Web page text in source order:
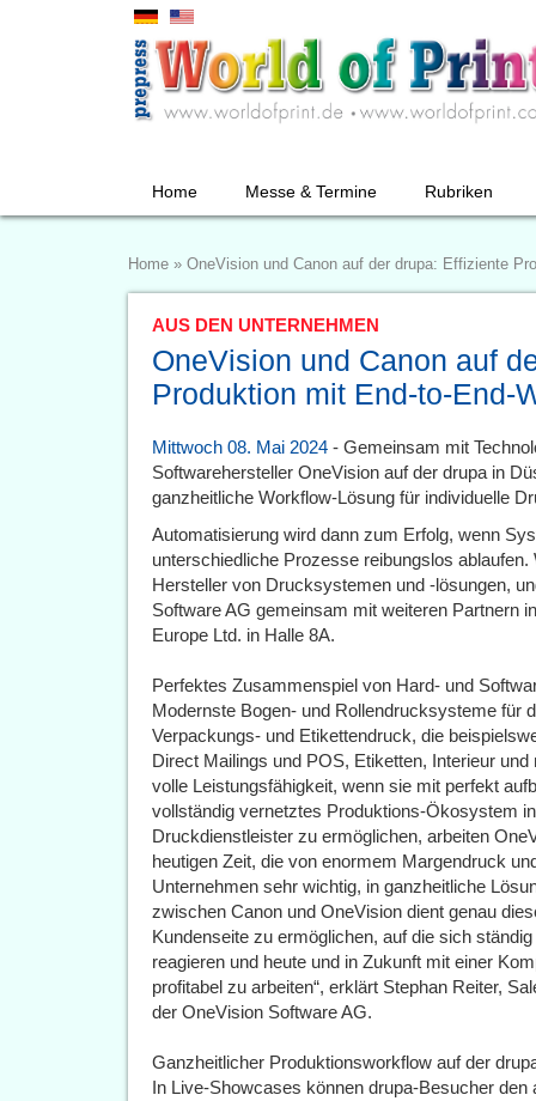
Home Messe & Termine Rubriken
Home » OneVision und Canon auf der drupa: Effiziente
AUS DEN UNTERNEHMEN
OneVision und Canon auf
Produktion mit End-to-End-
Mittwoch 08. Mai 2024 - Gemeinsam mit
Softwarehersteller OneVision auf der drupa in
ganzheitliche Workflow-Lösung für individuelle
Automatisierung wird dann zum Erfolg, wenn
unterschiedliche Prozesse reibungslos
Hersteller von Drucksystemen und -lösungen,
Software AG gemeinsam mit weiteren Partnern
Europe Ltd. in Halle 8A.
Perfektes Zusammenspiel von Hard- und
Modernste Bogen- und Rollendrucksysteme für
Verpackungs- und Etikettendruck, die
Direct Mailings und POS, Etiketten, Interieur
volle Leistungsfähigkeit, wenn sie mit perfekt
vollständig vernetztes Produktions-Ökosystem
Druckdienstleister zu ermöglichen, arbeiten
heutigen Zeit, die von enormem Margendruck
Unternehmen sehr wichtig, in ganzheitliche
zwischen Canon und OneVision dient genau
Kundenseite zu ermöglichen, auf die sich
reagieren und heute und in Zukunft mit einer
profitabel zu arbeiten“, erklärt Stephan Reiter,
der OneVision Software AG.
Ganzheitlicher Produktionsworkflow auf der
In Live-Showcases können drupa-Besucher